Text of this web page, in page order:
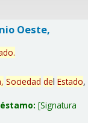
Oeste,
.
Sociedad del Estado,
Signatura